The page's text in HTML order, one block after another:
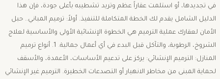
في تجديدها، أو استلمت عقاراً عظم وتريد تشطيبه بأعلى جودة، فإن هذا
الدليل الشامل يقدم لك الخطة المتكاملة للتنفيذ. ​أولاً: ترميم المباني.. حبل
الأمان لعقارك ​عملية الترميم هي الخطوة الإنشائية الأولى والأساسية لعلاج
الشروخ، الرطوبة، والتآكل قبل البدء في أي أعمال جمالية. ​1. أنواع ترميم
المنازل: ​الترميم الإنشائي: يركز على تدعيم الأساسات، الأعمدة، والأسقف
لحماية المبنى من مخاطر الانهيار أو التصدعات الخطيرة. ​الترميم غير الإنشائي